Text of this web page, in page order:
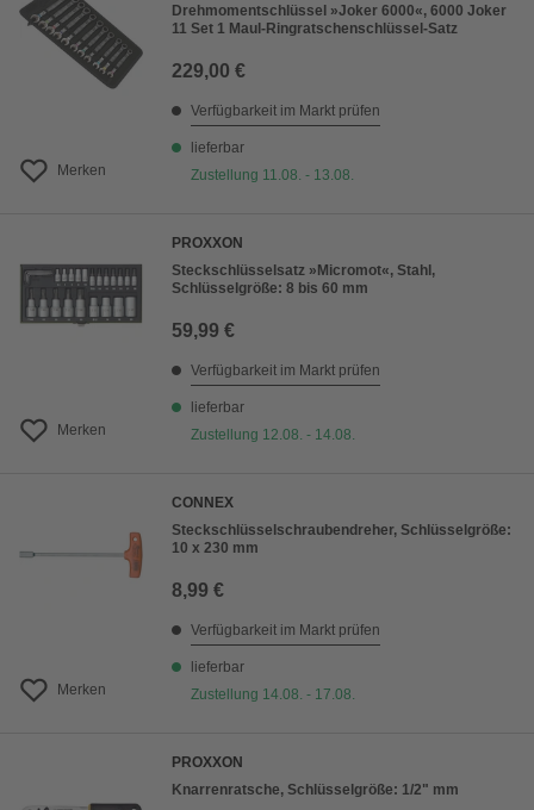
Merken
Drehmomentschlüssel »Joker 6000«, 6000 Joker
11 Set 1 Maul-Ringratschenschlüssel-Satz
229,00 €
Verfügbarkeit im Markt prüfen
lieferbar
Zustellung 11.08. - 13.08.
Merken
PROXXON
Steckschlüsselsatz »Micromot«, Stahl,
Schlüsselgröße: 8 bis 60 mm
59,99 €
Verfügbarkeit im Markt prüfen
lieferbar
Zustellung 12.08. - 14.08.
Merken
CONNEX
Steckschlüsselschraubendreher, Schlüsselgröße:
10 x 230 mm
8,99 €
Verfügbarkeit im Markt prüfen
lieferbar
Zustellung 14.08. - 17.08.
PROXXON
Knarrenratsche, Schlüsselgröße: 1/2" mm